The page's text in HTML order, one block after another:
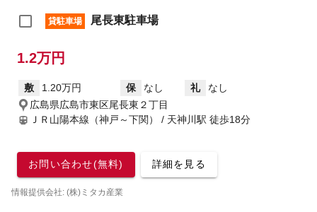
貸駐車場 尾長東駐車場
1.2万円
敷 1.20万円 保 なし 礼
なし
広島県広島市東区尾長東２丁目
ＪＲ山陽本線（神戸～下関） / 天神川駅 徒歩18分
お問い合わせ(無料) 詳細を見る
情報提供会社: (株)ミタカ産業